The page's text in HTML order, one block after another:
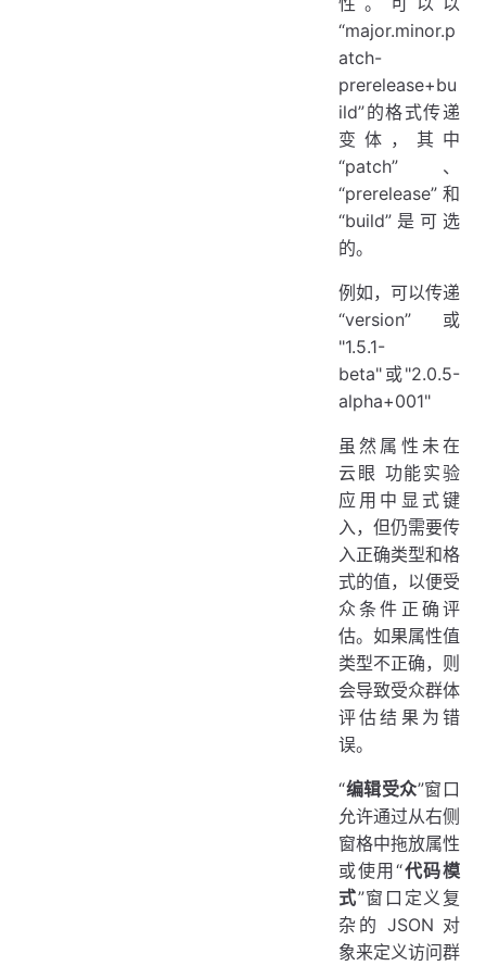
“major.minor.p
atch-
prerelease+bu
ild”的格式传递
变体，其中
“patch”、
“prerelease”和
“build”是可选
的。
例如，可以传递
“version”或
"1.5.1-
beta"或"2.0.5-
alpha+001"
虽然属性未在
云眼 功能实验
应用中显式键
入，但仍需要传
入正确类型和格
式的值，以便受
众条件正确评
估。如果属性值
类型不正确，则
会导致受众群体
评估结果为错
误。
“编辑受众”窗口
允许通过从右侧
窗格中拖放属性
或使用“代码模
式”窗口定义复
杂的 JSON 对
象来定义访问群